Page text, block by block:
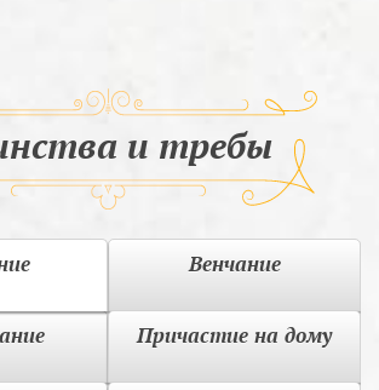
и требы
Венчание
Причастие на дому